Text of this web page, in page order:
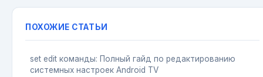
ПОХОЖИЕ СТАТЬИ
set edit команды: Полный гайд по редактированию
системных настроек Android TV